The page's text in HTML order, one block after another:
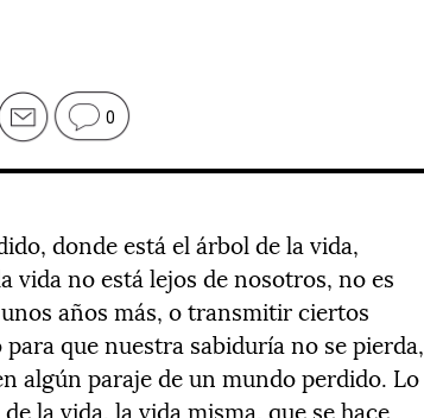
0
donde está el árbol de la vida,
vida no está lejos de nosotros, no es
años más, o transmitir ciertos
que nuestra sabiduría no se pierda,
algún paraje de un mundo perdido. Lo
la vida, la vida misma, que se hace